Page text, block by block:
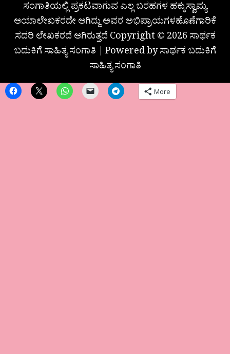
ಸಂಗಾತಿಯಲ್ಲಿ ಪ್ರಕಟವಾಗುವ ಎಲ್ಲ ಬರಹಗಳ ಹಕ್ಕುಸ್ವಾಮ್ಯ
ಆಯಾಲೇಖಕರದೇ ಆಗಿದ್ದು ಅವರ ಅಭಿಪ್ರಾಯಗಳಹೊಣೆಗಾರಿಕೆ
ಸದರಿ ಲೇಖಕರದೆ ಆಗಿರುತ್ತದೆ Copyright © 2026 ಸಾರ್ಥಕ
ಬದುಕಿಗೆ ಸಾಹಿತ್ಯ ಸಂಗಾತಿ | Powered by ಸಾರ್ಥಕ ಬದುಕಿಗೆ
ಸಾಹಿತ್ಯ ಸಂಗಾತಿ
More